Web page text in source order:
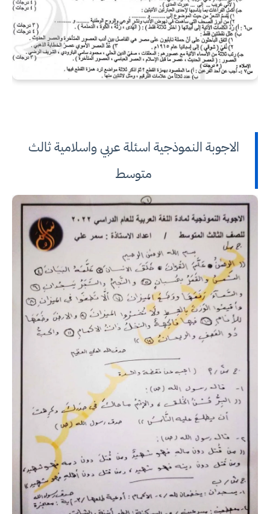
الاجوبة النموذجية اسئلة عربي واسلامية ثالث
متوسط